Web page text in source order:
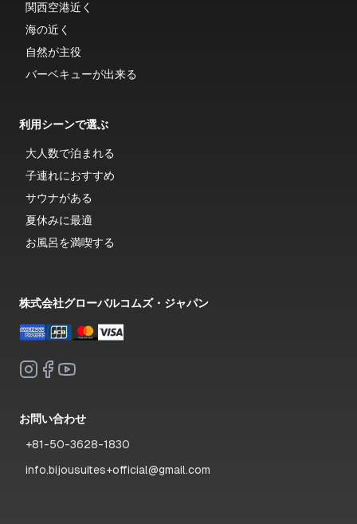
関西空港近く
海の近く
自然が主役
バーベキューが出来る
利用シーンで選ぶ
大人数で泊まれる
子連れにおすすめ
サウナがある
夏休みに最適
お風呂を満喫する
株式会社グローバルコムズ・ジャパン
お問い合わせ
+81-50-3628-1830
info.bijousuites+official@gmail.com